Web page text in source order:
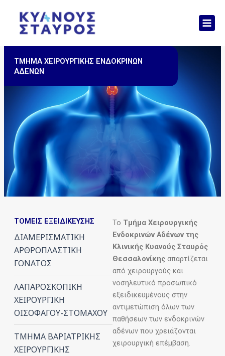
content
ΤΜΗΜΑ ΧΕΙΡΟΥΡΓΙΚΗΣ ΕΝΔΟΚΡΙΝΩΝ
ΑΔΕΝΩΝ
ΤΟΜΕΙΣ ΕΞΕΙΔΙΚΕΥΣΗΣ
ΔΙΑΜΕΡΙΣΜΑΤΙΚΗ
ΑΡΘΡΟΠΛΑΣΤΙΚΗ
ΓΟΝΑΤΟΣ
ΛΑΠΑΡΟΣΚΟΠΙΚΗ
ΧΕΙΡΟΥΡΓΙΚΗ
ΟΙΣΟΦΑΓΟΥ-ΣΤΟΜΑΧΟΥ
ΤΜΗΜΑ ΒΑΡΙΑΤΡΙΚΗΣ
ΧΕΙΡΟΥΡΓΙΚΗΣ
Το Τμήμα Χειρουργικής
Ενδοκρινών Αδένων της
Κλινικής Κυανούς Σταυρός
Θεσσαλονίκης απαρτίζεται
από χειρουργούς και
νοσηλευτικό προσωπικό
εξειδικευμένους στην
αντιμετώπιση όλων των
παθήσεων των ενδοκρινών
αδένων που χρειάζονται
χειρουργική επέμβαση.